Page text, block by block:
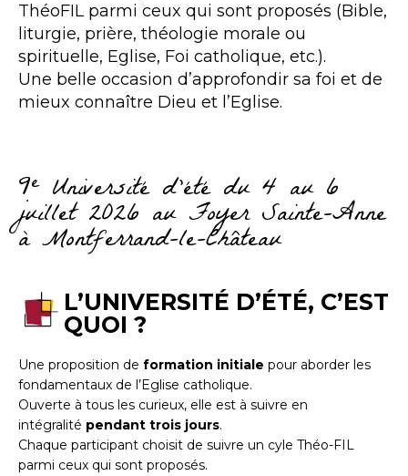
ThéoFIL parmi ceux qui sont proposés (Bible,
liturgie, prière, théologie morale ou
spirituelle, Eglise, Foi catholique, etc.).
Une belle occasion d’approfondir sa foi et de
mieux connaître Dieu et l’Eglise.
9eUniversité d'été du 4 au 6
juillet 2026 au Foyer Sainte-Anne
à Montferrand-le-Château
L’UNIVERSITÉ D’ÉTÉ, C’EST
QUOI ?
Une proposition de formation initiale pour aborder les
fondamentaux de l’Eglise catholique.
Ouverte à tous les curieux, elle est à suivre en
intégralité pendant trois jours.
Chaque participant choisit de suivre un cyle Théo-FIL
parmi ceux qui sont proposés.